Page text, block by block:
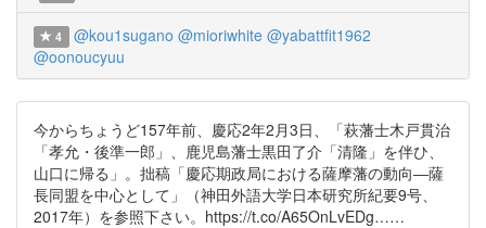
4 @kou1sugano @mioriwhite @yabattfit1962
@oonoucyuu
今からちょうど157年前、慶応2年2月3日、「萩藩士木戸貫治
「孝允・後準一郎」、鹿児島藩士黒田了介「清隆」を伴ひ、
山口に帰る」。拙稿「慶応期政局における薩摩藩の動向―薩
長同盟を中心として」（神田外語大学日本研究所紀要9号、
2017年）を参照下さい。https://t.co/A65OnLvEDg……